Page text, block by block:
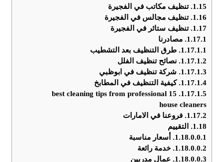
1.15. تنظيف مكاتب في الفجيرة
1.16. تنظيف مجالس في الفجيرة
1.17. تنظيف ستائر في الفجيرة
1.17.1. مصادرنا
1.17.1.1. طرق التنظيف بعد التشطيب
1.17.1.2. نصائح تنظيف الفلل
1.17.1.3. شركة تنظيف في ابوظبي
1.17.1.4. كيفية التنظيف في المطابخ
1.17.1.5.
15 best cleaning tips from professional
house cleaners
1.17.2. فروعنا في الامارات
1.18.
التقييم
1.18.0.0.1.
أسعار مناسبة
1.18.0.0.2. خدمة رائعة
1.18.0.0.3. عمال مدربين